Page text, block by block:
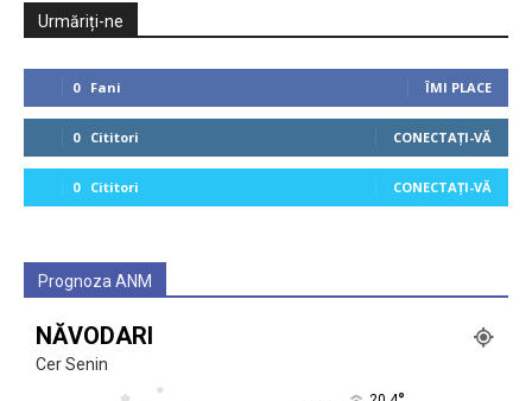
Urmăriți-ne
0 Fani ÎMI PLACE
0 Cititori CONECTAȚI-VĂ
0 Cititori CONECTAȚI-VĂ
Prognoza ANM
NĂVODARI
Cer Senin